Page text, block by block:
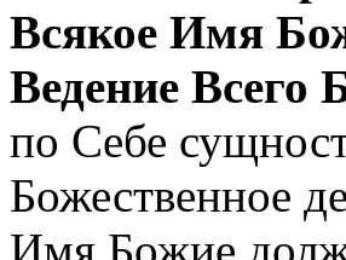
Всякое Имя
Ведение Всего
по Себе
Божественное